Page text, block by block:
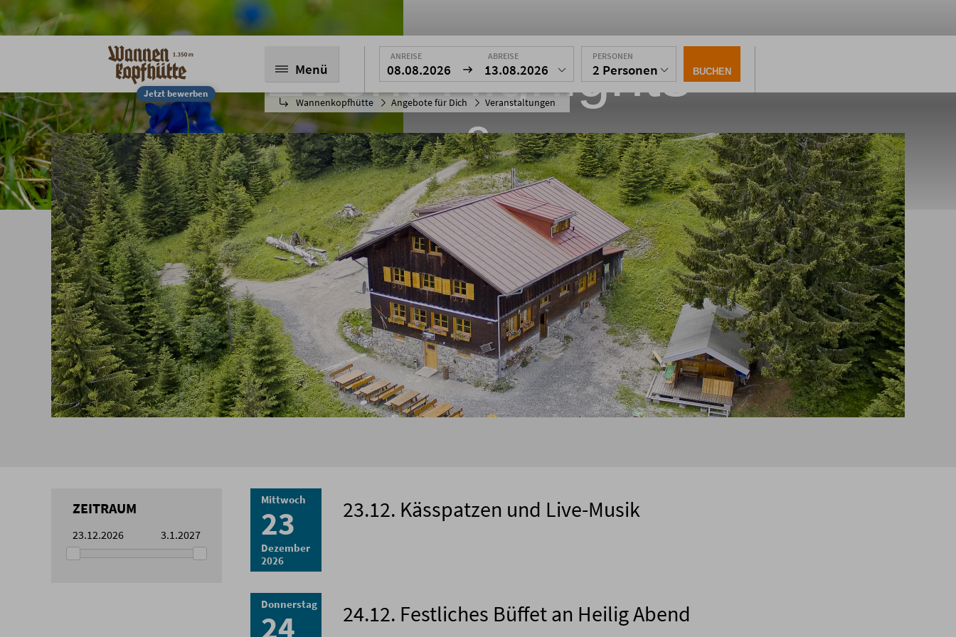
Jetzt bewerben
Menü
Wannenkopfhütte Angebote für Dich Veranstaltungen
ANREISE
08.08.2026
ABREISE
13.08.2026
PERSONEN
2 Personen BUCHEN
Event-Highlghts
&
Veranstaltungen
ZEITRAUM
23.12.2026 3.1.2027
Mittwoch
23
Dezember
2026
23.12. Kässpatzen und Live-Musik
Donnerstag
24 24.12. Festliches Büffet an Heilig Abend